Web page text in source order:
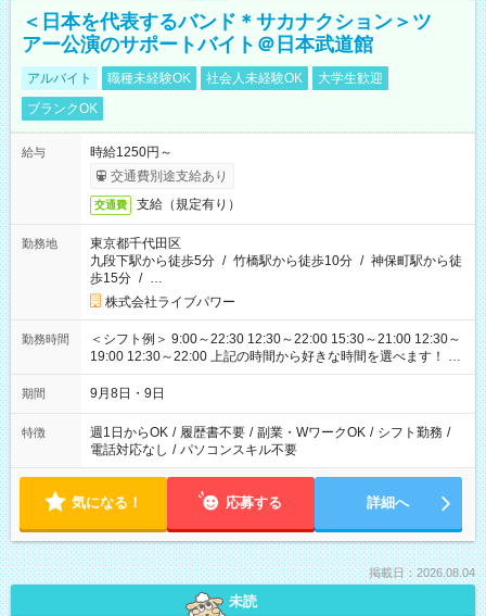
＜日本を代表するバンド＊サカナクション＞ツ
アー公演のサポートバイト＠日本武道館
アルバイト 職種未経験OK 社会人未経験OK
大学生歓迎
ブランクOK
給与
時給1250円～
交通費別途支給あり
交通費 支給（規定有り）
勤務地
東京都千代田区
九段下駅から徒歩5分 / 竹橋駅から徒歩10分 / 神保町駅から徒
歩15分 / …
株式会社ライブパワー
勤務時間
＜シフト例＞ 9:00～22:30 12:30～22:00 15:30～21:00 12:30～
19:00 12:30～22:00 上記の時間から好きな時間を選べます！ ※
時間は変更となる可能性があります
期間 9月8日・9日
特徴 週1日からOK / 履歴書不要 / 副業・WワークOK / シフト勤務 /
電話対応なし / パソコンスキル不要
気になる！ 応募する 詳細へ
掲載日：2026.08.04
未読